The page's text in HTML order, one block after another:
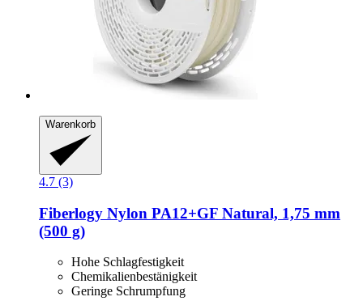
Warenkorb
4.7 (3)
Fiberlogy Nylon PA12+GF Natural, 1,75 mm
(500 g)
Hohe Schlagfestigkeit
Chemikalienbestänigkeit
Geringe Schrumpfung